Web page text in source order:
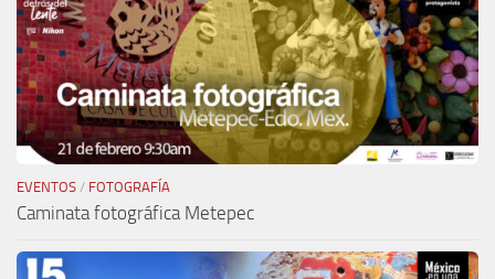
EVENTOS / FOTOGRAFÍA
Caminata fotográfica Metepec